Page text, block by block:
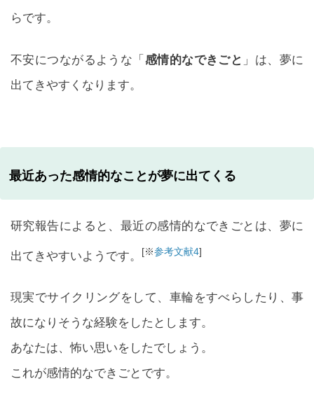
らです。
不安につながるような「 感情的なできごと 」は、夢に
出てきやすくなります。
最近あった感情的なことが夢に出てくる
研究報告によると、最近の感情的なできごとは、夢に
出てきやすいようです。 [※参考文献4]
現実でサイクリングをして、車輪をすべらしたり、事
故になりそうな経験をしたとします。
あなたは、怖い思いをしたでしょう。
これが感情的なできごとです。